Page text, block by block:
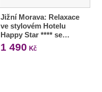
Jižní Morava: Relaxace
ve stylovém Hotelu
Happy Star **** se…
1 490 Kč